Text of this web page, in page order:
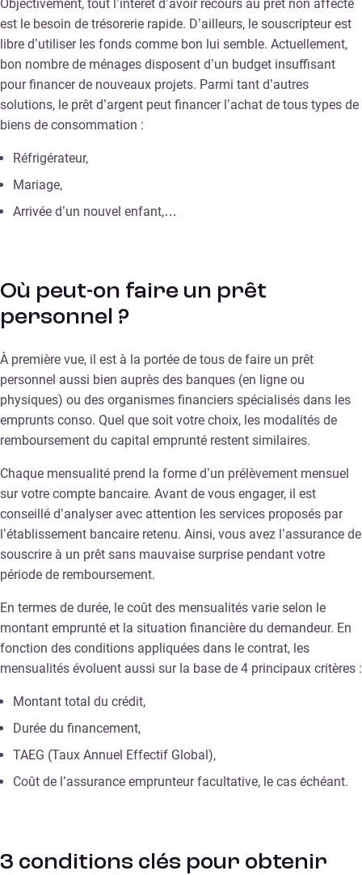
Objectivement, tout l’intérêt d’avoir recours au prêt non affecté
est le besoin de trésorerie rapide. D’ailleurs, le souscripteur est
libre d’utiliser les fonds comme bon lui semble. Actuellement,
bon nombre de ménages disposent d’un budget insuffisant
pour financer de nouveaux projets. Parmi tant d’autres
solutions, le prêt d’argent peut financer l’achat de tous types de
biens de consommation :
Réfrigérateur,
Mariage,
Arrivée d’un nouvel enfant,…
Où peut-on faire un prêt
personnel ?
À première vue, il est à la portée de tous de faire un prêt
personnel aussi bien auprès des banques (en ligne ou
physiques) ou des organismes financiers spécialisés dans les
emprunts conso. Quel que soit votre choix, les modalités de
remboursement du capital emprunté restent similaires.
Chaque mensualité prend la forme d’un prélèvement mensuel
sur votre compte bancaire. Avant de vous engager, il est
conseillé d’analyser avec attention les services proposés par
l’établissement bancaire retenu. Ainsi, vous avez l’assurance de
souscrire à un prêt sans mauvaise surprise pendant votre
période de remboursement.
En termes de durée, le coût des mensualités varie selon le
montant emprunté et la situation financière du demandeur. En
fonction des conditions appliquées dans le contrat, les
mensualités évoluent aussi sur la base de 4 principaux critères :
Montant total du crédit,
Durée du financement,
TAEG (Taux Annuel Effectif Global),
Coût de l’assurance emprunteur facultative, le cas échéant.
3 conditions clés pour obtenir